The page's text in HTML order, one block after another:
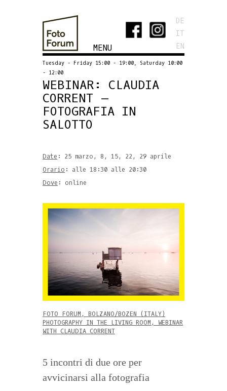
MENU
DE
IT
EN
Tuesday - Friday 15:00 - 19:00, Saturday 10:00
- 12:00
WEBINAR: CLAUDIA
CORRENT –
FOTOGRAFIA IN
SALOTTO
Date : 25 marzo, 8, 15, 22, 29 aprile
Orario : alle 18:30 alle 20:30
Dove : online
FOTO FORUM, BOLZANO/BOZEN (ITALY)
PHOTOGRAPHY IN THE LIVING ROOM, WEBINAR
WITH CLAUDIA CORRENT
5 incontri di due ore per
avvicinarsi alla fotografia